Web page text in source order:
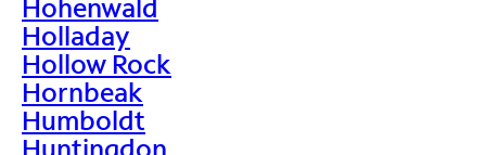
Hohenwald
Holladay
Hollow Rock
Hornbeak
Humboldt
Huntingdon